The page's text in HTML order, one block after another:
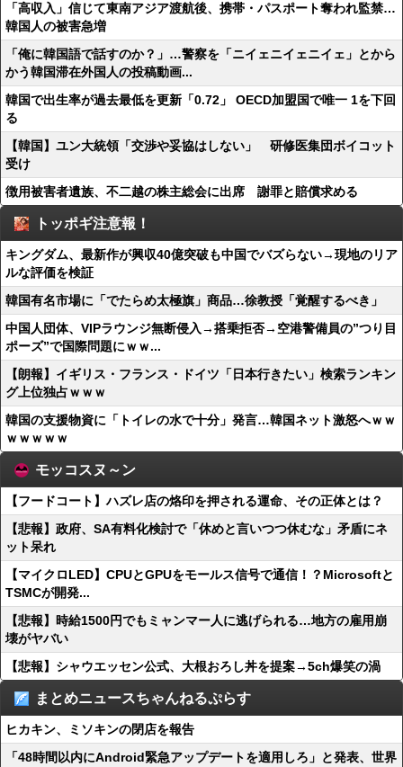
「高収入」信じて東南アジア渡航後、携帯・パスポート奪われ監禁…
韓国人の被害急増
「俺に韓国語で話すのか？」…警察を「ニイェニイェニイェ」とから
かう韓国滞在外国人の投稿動画...
韓国で出生率が過去最低を更新「0.72」 OECD加盟国で唯一 1を下回
る
【韓国】ユン大統領「交渉や妥協はしない」 研修医集団ボイコット
受け
徴用被害者遺族、不二越の株主総会に出席 謝罪と賠償求める
トッポギ注意報！
キングダム、最新作が興収40億突破も中国でバズらない→現地のリア
ルな評価を検証
韓国有名市場に「でたらめ太極旗」商品…徐教授「覚醒するべき」
中国人団体、VIPラウンジ無断侵入→搭乗拒否→空港警備員の”つり目
ポーズ”で国際問題にｗｗ...
【朗報】イギリス・フランス・ドイツ「日本行きたい」検索ランキン
グ上位独占ｗｗｗ
韓国の支援物資に「トイレの水で十分」発言…韓国ネット激怒へｗｗ
ｗｗｗｗｗ
モッコスヌ～ン
【フードコート】ハズレ店の烙印を押される運命、その正体とは？
【悲報】政府、SA有料化検討で「休めと言いつつ休むな」矛盾にネ
ット呆れ
【マイクロLED】CPUとGPUをモールス信号で通信！？Microsoftと
TSMCが開発...
【悲報】時給1500円でもミャンマー人に逃げられる…地方の雇用崩
壊がヤバい
【悲報】シャウエッセン公式、大根おろし丼を提案→5ch爆笑の渦
まとめニュースちゃんねるぷらす
ヒカキン、ミソキンの閉店を報告
「48時間以内にAndroid緊急アップデートを適用しろ」と発表、世界